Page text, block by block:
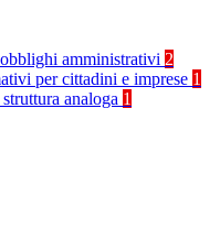
amministrativi 2
per cittadini e imprese 1
analoga 1